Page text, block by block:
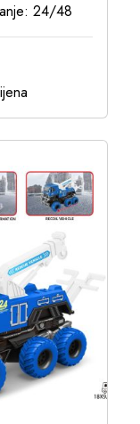
24/48